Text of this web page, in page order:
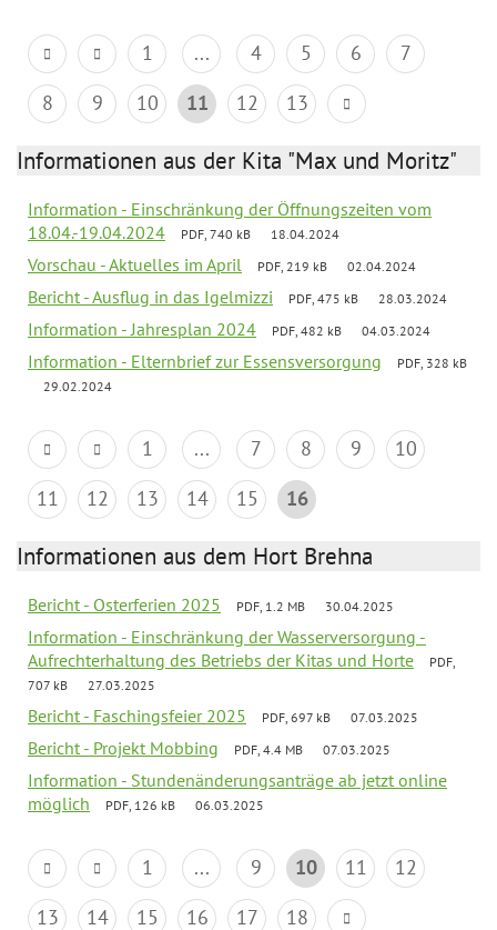
1 ... 4 5 6
7
8
9 10 11 12 13
Informationen aus der Kita "Max und Moritz"
Information - Einschränkung der Öffnungszeiten vom
18.04.-19.04.2024
PDF, 740 kB 18.04.2024
Vorschau - Aktuelles im April PDF, 219 kB 02.04.2024
Bericht - Ausflug in das Igelmizzi PDF, 475 kB 28.03.2024
Information - Jahresplan 2024 PDF, 482 kB 04.03.2024
Information - Elternbrief zur Essensversorgung
PDF, 328 kB
29.02.2024
1 ... 7 8 9
10
11
12 13 14 15 16
Informationen aus dem Hort Brehna
Bericht - Osterferien 2025 PDF, 1.2 MB 30.04.2025
Information - Einschränkung der Wasserversorgung -
Aufrechterhaltung des Betriebs der Kitas und Horte
PDF,
707 kB
27.03.2025
Bericht - Faschingsfeier 2025 PDF, 697 kB 07.03.2025
Bericht - Projekt Mobbing PDF, 4.4 MB 07.03.2025
Information - Stundenänderungsanträge ab jetzt online
möglich
PDF, 126 kB 06.03.2025
1 ... 9 10 11
12
13
14 15 16 17 18